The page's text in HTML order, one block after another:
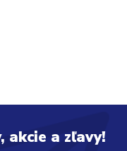
akcie a zľavy!